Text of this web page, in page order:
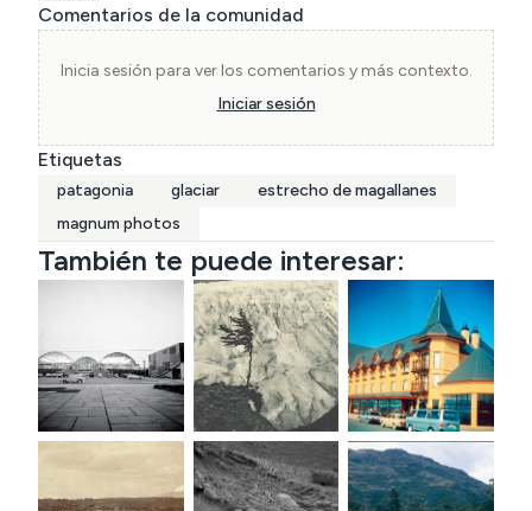
Comentarios de la comunidad
Inicia sesión para ver los comentarios y más contexto.
Iniciar sesión
Etiquetas
patagonia glaciar
estrecho de magallanes
magnum photos
También te puede interesar: